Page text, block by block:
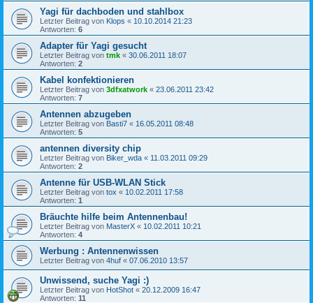
Yagi für dachboden und stahlbox
Letzter Beitrag von Klops « 10.10.2014 21:23
Antworten: 6
Adapter für Yagi gesucht
Letzter Beitrag von tmk « 30.06.2011 18:07
Antworten: 2
Kabel konfektionieren
Letzter Beitrag von 3dfxatwork « 23.06.2011 23:42
Antworten: 7
Antennen abzugeben
Letzter Beitrag von Basti7 « 16.05.2011 08:48
Antworten: 5
antennen diversity chip
Letzter Beitrag von Biker_wda « 11.03.2011 09:29
Antworten: 2
Antenne für USB-WLAN Stick
Letzter Beitrag von tox « 10.02.2011 17:58
Antworten: 1
Bräuchte hilfe beim Antennenbau!
Letzter Beitrag von MasterX « 10.02.2011 10:21
Antworten: 4
Werbung : Antennenwissen
Letzter Beitrag von 4huf « 07.06.2010 13:57
Unwissend, suche Yagi :)
Letzter Beitrag von HotShot « 20.12.2009 16:47
Antworten: 11